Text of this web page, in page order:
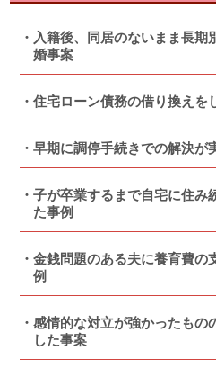
入籍後、同居のないまま長期
婚事案
住宅ローン債務の借り換えを
早期に調停手続きでの解決が
子が卒業するまで自宅に住み
た事例
金銭問題のある夫に養育費の
例
感情的な対立が強かったもの
した事案